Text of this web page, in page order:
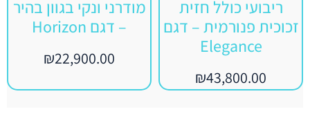
ריבועי כולל חזית
זכוכית פנורמית – דגם
Elegance
₪43,800.00
מודרני ונקי בגוון בהיר
– דגם Horizon
₪22,900.00